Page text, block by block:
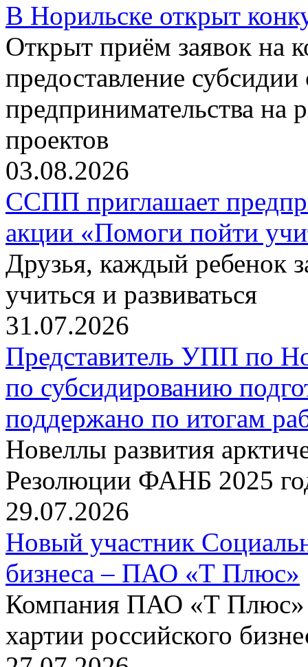
В Норильске открыт
Открыт приём заявок на
предоставление
предпринимательства на
проектов
03.08.2026
ССПП приглашает
акции «Помоги пойти
Друзья, каждый ребенок
учиться и развиваться
31.07.2026
Представитель УПП по
по субсидированию
поддержано по итогам
Новеллы развития
Резолюции ФАНБ 2025
29.07.2026
Новый участник
бизнеса – ПАО «Т Плюс»
Компания ПАО «Т Плюс»
хартии российского